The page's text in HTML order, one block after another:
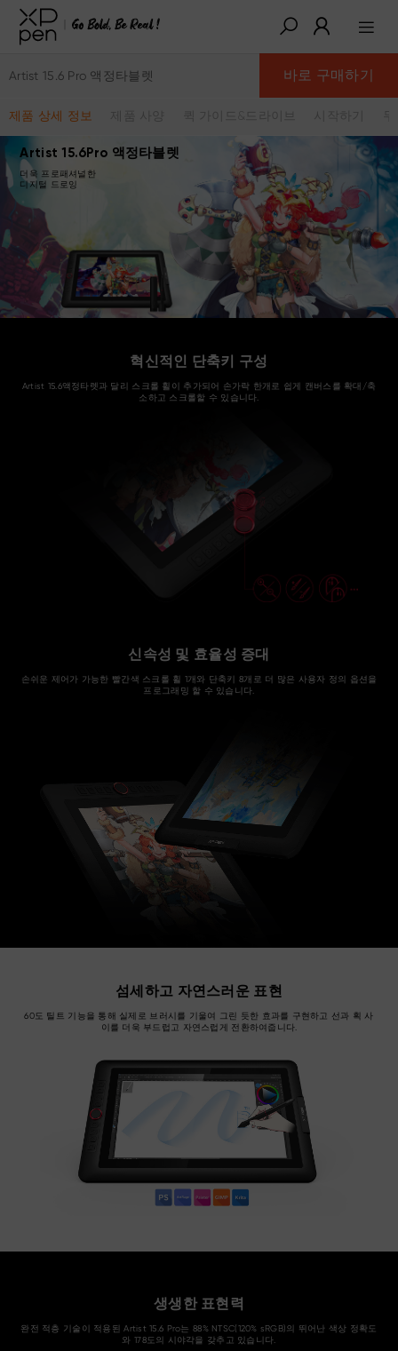
Artist 15.6 Pro 액정타블렛
제품 상세 정보 제품 사양 시작하기
바로 구매하기
Artist 15.6Pro 액정타블렛
더욱 프로패셔널한
디지털 드로잉
혁신적인 단축키 구성
Artist 15.6액정타렛과 달리 스크롤 휠이 추가되어 손가락 한개로 쉽게 캔버스를 확대/축
소하고 스크롤할 수 있습니다.
신속성 및 효율성 증대
손쉬운 제어가 가능한 빨간색 스크롤 휠 1개와 단축키 8개로 더 많은 사용자 정의 옵션을
프로그래밍 할 수 있습니다.
섬세하고 자연스러운 표현
60도 틸트 기능을 통해 실제로 브러시를 기울여 그린 듯한 효과를 구현하고 선과 획 사
이를 더욱 부드럽고 자연스럽게 전환하여줍니다.
생생한 표현력
완전 적층 기술이 적용된 Artist 15.6 Pro는 88% NTSC(120% sRGB)의 뛰어난 색상 정확도
와 178도의 시야각을 갖추고 있습니다.